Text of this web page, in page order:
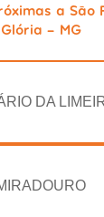
a São
Glória - MG
DA